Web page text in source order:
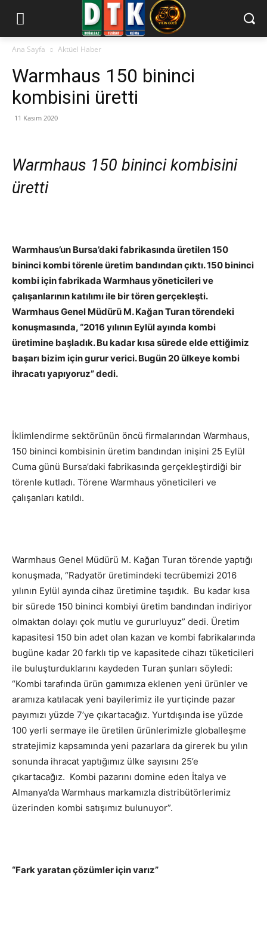
Ana Sayfa Aktüel Haber
Warmhaus 150 bininci
kombisini üretti
11 Kasım 2020
Warmhaus 150 bininci kombisini
üretti
Warmhaus’un Bursa’daki fabrikasında üretilen 150
bininci kombi törenle üretim bandından çıktı. 150 bininci
kombi için fabrikada Warmhaus yöneticileri ve
çalışanlarının katılımı ile bir tören gerçekleşti.
Warmhaus Genel Müdürü M. Kağan Turan törendeki
konuşmasında, “2016 yılının Eylül ayında kombi
üretimine başladık. Bu kadar kısa sürede elde ettiğimiz
başarı bizim için gurur verici. Bugün 20 ülkeye kombi
ihracatı yapıyoruz” dedi.
İklimlendirme sektörünün öncü firmalarından Warmhaus,
150 bininci kombisinin üretim bandından inişini 25 Eylül
Cuma günü Bursa’daki fabrikasında gerçekleştirdiği bir
törenle kutladı. Törene Warmhaus yöneticileri ve
çalışanları katıldı.
Warmhaus Genel Müdürü M. Kağan Turan törende yaptığı
konuşmada, “Radyatör üretimindeki tecrübemizi 2016
yılının Eylül ayında cihaz üretimine taşıdık. Bu kadar kısa
bir sürede 150 bininci kombiyi üretim bandından indiriyor
olmaktan dolayı çok mutlu ve gururluyuz” dedi. Üretim
kapasitesi 150 bin adet olan kazan ve kombi fabrikalarında
bugüne kadar 20 farklı tip ve kapasitede cihazı tüketicileri
ile buluşturduklarını kaydeden Turan şunları söyledi:
“Kombi tarafında ürün gamımıza eklenen yeni ürünler ve
aramıza katılacak yeni bayilerimiz ile yurtiçinde pazar
payımızı yüzde 7’ye çıkartacağız. Yurtdışında ise yüzde
100 yerli sermaye ile üretilen ürünlerimizle globalleşme
stratejimiz kapsamında yeni pazarlara da girerek bu yılın
sonunda ihracat yaptığımız ülke sayısını 25’e
çıkartacağız. Kombi pazarını domine eden İtalya ve
Almanya’da Warmhaus markamızla distribütörlerimiz
üzerinden kombi satışımız bulunuyor”.
“Fark yaratan çözümler için varız”